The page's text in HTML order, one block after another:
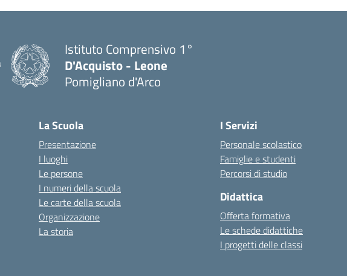
Istituto Comprensivo 1°
D'Acquisto - Leone
Pomigliano d'Arco
La Scuola
Presentazione
I luoghi
Le persone
I numeri della scuola
Le carte della scuola
Organizzazione
La storia
I Servizi
Personale scolastico
Famiglie e studenti
Percorsi di studio
Didattica
Offerta formativa
Le schede didattiche
I progetti delle classi